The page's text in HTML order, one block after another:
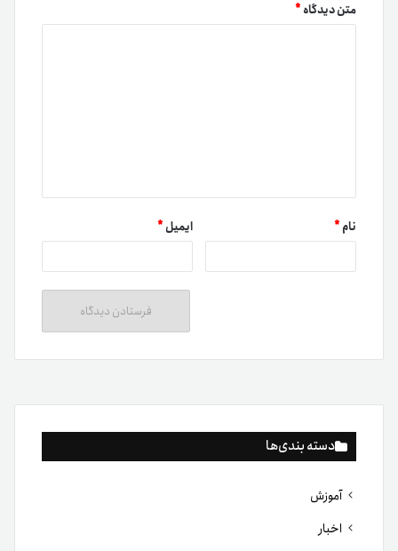
دسته بندی‌ها
آموزش
اخبار
متن دیدگاه*
نام* ایمیل*